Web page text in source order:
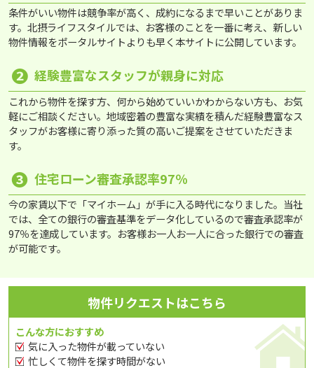
条件がいい物件は競争率が高く、成約になるまで早いことがありま
す。北摂ライフスタイルでは、お客様のことを一番に考え、新しい
物件情報をポータルサイトよりも早く本サイトに公開しています。
❷ 経験豊富なスタッフが親身に対応
これから物件を探す方、何から始めていいかわからない方も、お気
軽にご相談ください。地域密着の豊富な実績を積んだ経験豊富なス
タッフがお客様に寄り添った質の高いご提案をさせていただきま
す。
❸ 住宅ローン審査承認率97％
今の家賃以下で「マイホーム」が手に入る時代になりました。当社
では、全ての銀行の審査基準をデータ化しているので審査承認率が
97％を達成しています。お客様お一人お一人に合った銀行での審査
が可能です。
物件リクエストはこちら
こんな方におすすめ
気に入った物件が載っていない
忙しくて物件を探す時間がない